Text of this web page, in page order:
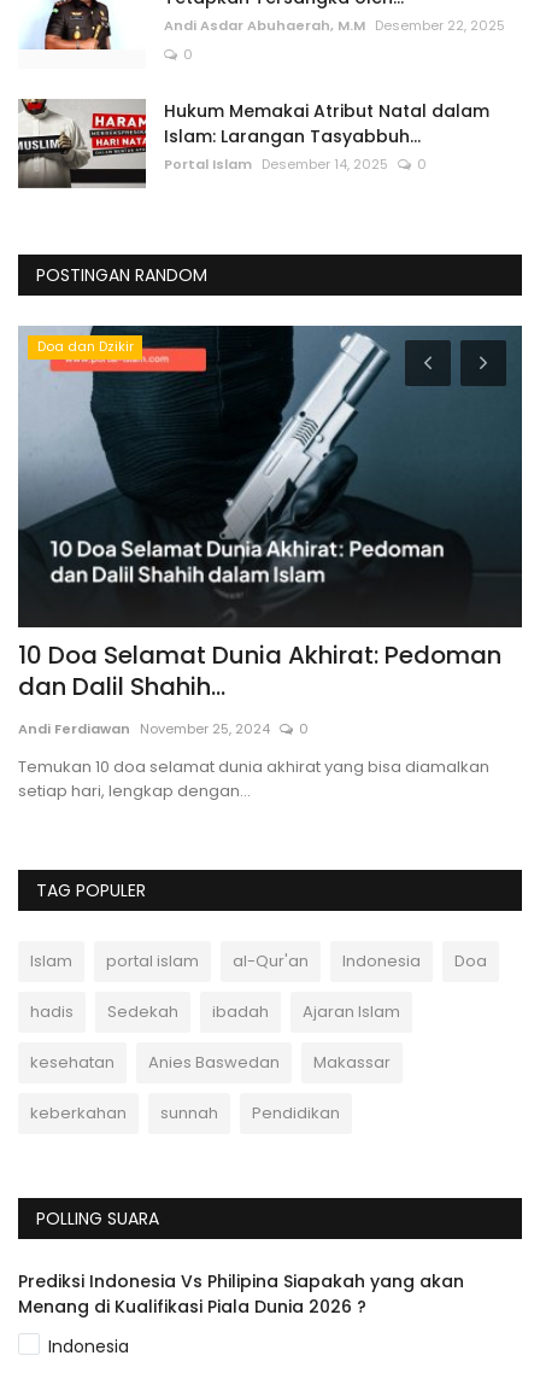
Andi Asdar Abuhaerah, M.M Desember 22, 2025
0
Hukum Memakai Atribut Natal dalam
Islam: Larangan Tasyabbuh...
Portal Islam Desember 14, 2025 0
POSTINGAN RANDOM
Doa dan Dzikir
10 Doa Selamat Dunia Akhirat: Pedoman
dan Dalil Shahih...
Andi Ferdiawan November 25, 2024 0
Temukan 10 doa selamat dunia akhirat yang bisa diamalkan
setiap hari, lengkap dengan...
TAG POPULER
Islam portal islam al-Qur'an Indonesia Doa
hadis Sedekah ibadah Ajaran Islam
kesehatan Anies Baswedan Makassar
keberkahan sunnah Pendidikan
POLLING SUARA
Prediksi Indonesia Vs Philipina Siapakah yang akan
Menang di Kualifikasi Piala Dunia 2026 ?
Indonesia